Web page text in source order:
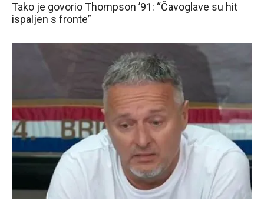
Tako je govorio Thompson ’91: “Čavoglave su hit
ispaljen s fronte”